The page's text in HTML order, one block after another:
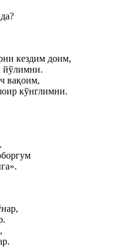
кездим доим,
йўлимни.
вақоим,
кўнглимни.